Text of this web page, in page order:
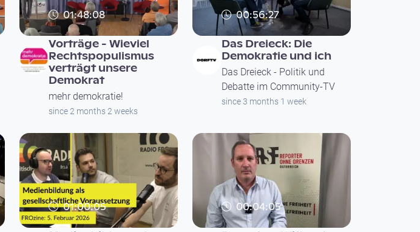
01:48:08
Vorträge - Wieviel
Rechtspopulismus
verträgt unsere
Demokrat
mehr demokratie!
since 2 months 2 weeks
00:56:27
Das Dreieck: Die
Demokratie und ich
Das Dreieck - Politik und
Debatte im Community-TV
since 3 months 1 week
01:00:05 00:04:05